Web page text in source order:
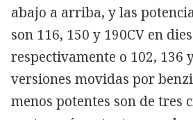
abajo a arriba, y las
son 116, 150 y 190CV en
respectivamente o 102, 136
versiones movidas por
menos potentes son de tres